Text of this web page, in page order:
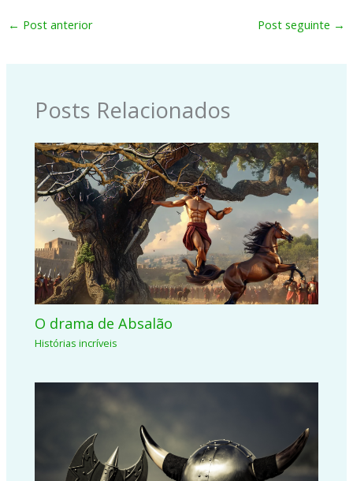
← Post anterior Post seguinte →
Posts Relacionados
O drama de Absalão
Histórias incríveis